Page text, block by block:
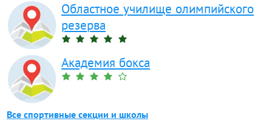
Областное училище олимпийского
резерва
Академия бокса
Все спортивные секции и школы